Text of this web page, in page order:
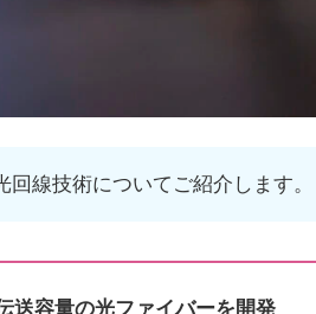
線技術についてご紹介します。
送容量の光ファイバーを開発